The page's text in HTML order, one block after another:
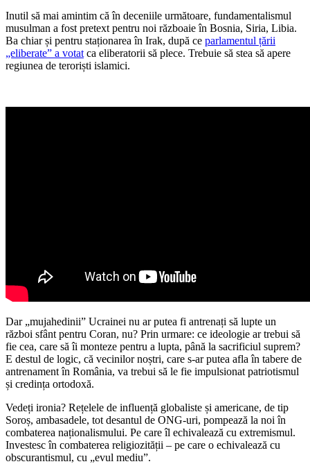
Inutil să mai amintim că în deceniile următoare, fundamentalismul
musulman a fost pretext pentru noi războaie în Bosnia, Siria, Libia.
Ba chiar și pentru staționarea în Irak, după ce parlamentul țării
„eliberate” a votat ca eliberatorii să plece. Trebuie să stea să apere
regiunea de teroriști islamici.
Dar „mujahedinii” Ucrainei nu ar putea fi antrenați să lupte un
război sfânt pentru Coran, nu? Prin urmare: ce ideologie ar trebui să
fie cea, care să îi monteze pentru a lupta, până la sacrificiul suprem?
E destul de logic, că vecinilor noștri, care s-ar putea afla în tabere de
antrenament în România, va trebui să le fie impulsionat patriotismul
și credința ortodoxă.
Vedeți ironia? Rețelele de influență globaliste și americane, de tip
Soroș, ambasadele, tot desantul de ONG-uri, pompează la noi în
combaterea naționalismului. Pe care îl echivalează cu extremismul.
Investesc în combaterea religiozității – pe care o echivalează cu
obscurantismul, cu „evul mediu”.